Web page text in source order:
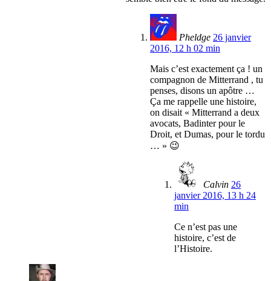
Pheldge 26 janvier
2016, 12 h 02 min
Mais c’est exactement ça ! un
compagnon de Mitterrand , tu
penses, disons un apôtre …
Ça me rappelle une histoire,
on disait « Mitterrand a deux
avocats, Badinter pour le
Droit, et Dumas, pour le tordu
… » 😉
Calvin 26
janvier 2016, 13 h 24
min
Ce n’est pas une
histoire, c’est de
l’Histoire.